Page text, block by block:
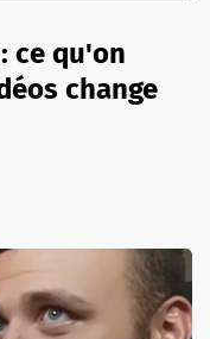
ce qu'on
change